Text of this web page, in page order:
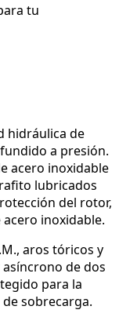
tu
hidráulica de
a presión.
acero inoxidable
lubricados
del rotor,
inoxidable.
aros tóricos y
de dos
para la
sobrecarga.